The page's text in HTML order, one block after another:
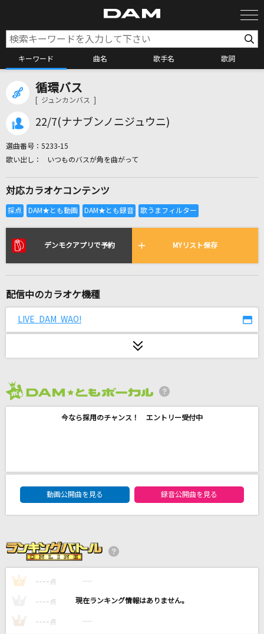
キーワード 曲名 歌手名 歌詞
カラオケ店舗検索
全国りれき
リアルタイムで歌われている曲の一覧
[生音]揺れる想い
Vivid Colors
UNISON SQUARE GARDEN
太陽曰く燃えよカオス
シド
Phantom Joke
UNISON SQUARE GARDEN
[生音]No.1
循環バス
[ ジュンカンバス ]
22/7(ナナブンノニジュウニ)
選曲番号： 5233-15
いつものバスが角を曲がって
対応カラオケコンテンツ
デンモクアプリで予約 MYリスト保存
配信中のカラオケ機種
LIVE DAM WAO!
今なら採用のチャンス！ エントリー受付中
DAM★ともボーカルエントリーランキング
動画公開曲を見る
録音公開曲を見る
1 ---- 点 ----
---- 点 ----
3 ---- 点 ----